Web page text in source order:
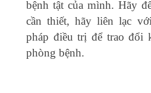
bệnh tật của mình. Hãy
cần thiết, hãy liên lạc
pháp điều trị để trao đổi
phòng bệnh.